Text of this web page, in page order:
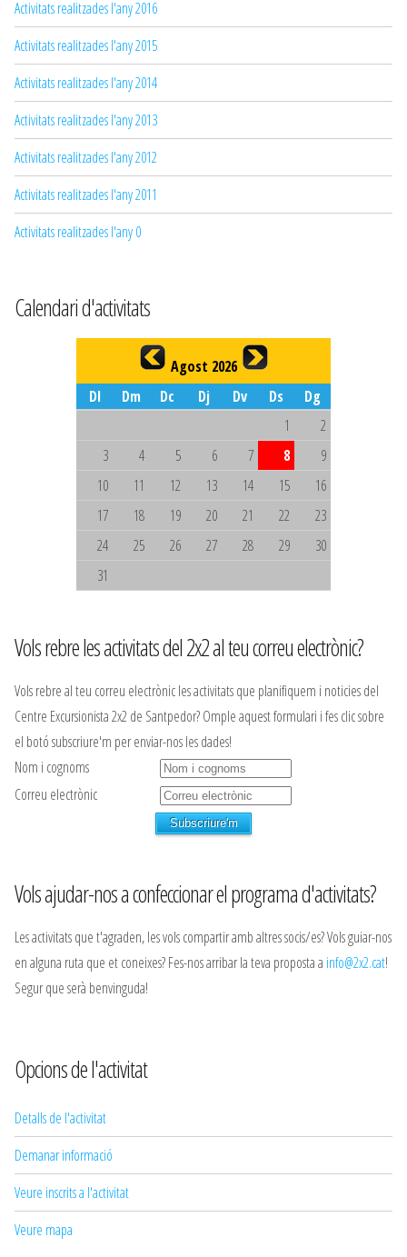
Activitats realitzades l'any 2016
Activitats realitzades l'any 2015
Activitats realitzades l'any 2014
Activitats realitzades l'any 2013
Activitats realitzades l'any 2012
Activitats realitzades l'any 2011
Activitats realitzades l'any 0
Calendari d'activitats
Agost 2026
Dl
Dm Dc Dj Dv Ds
Dg
1
2
3
4 5 6 7 8
9
10
11 12 13 14 15
16
17
18 19 20 21 22
23
24
25 26 27 28 29
30
31
Vols rebre les activitats del 2x2 al teu correu electrònic?
Vols rebre al teu correu electrònic les activitats que planifiquem i noticies del
Centre Excursionista 2x2 de Santpedor? Omple aquest formulari i fes clic sobre
el botó subscriure'm per enviar-nos les dades!
Nom i cognoms
Correu electrònic
Vols ajudar-nos a confeccionar el programa d'activitats?
Les activitats que t'agraden, les vols compartir amb altres socis/es? Vols guiar-nos
en alguna ruta que et coneixes? Fes-nos arribar la teva proposta a info@2x2.cat!
Segur que serà benvinguda!
Opcions de l'activitat
Detalls de l'activitat
Demanar informació
Veure inscrits a l'activitat
Veure mapa